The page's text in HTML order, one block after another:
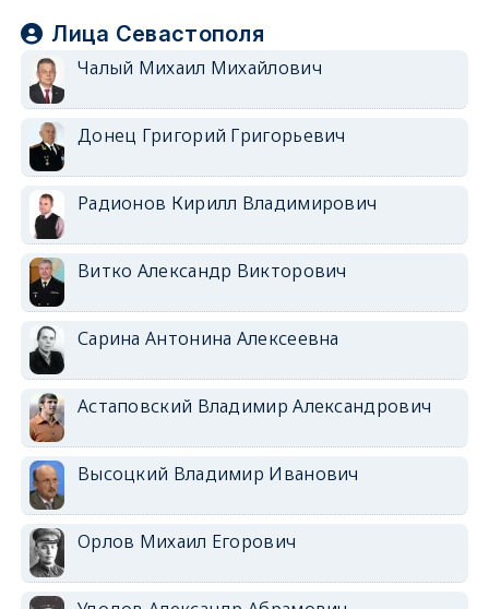
Лица Севастополя
Чалый Михаил Михайлович
Донец Григорий Григорьевич
Радионов Кирилл Владимирович
Витко Александр Викторович
Сарина Антонина Алексеевна
Астаповский Владимир Александрович
Высоцкий Владимир Иванович
Орлов Михаил Егорович